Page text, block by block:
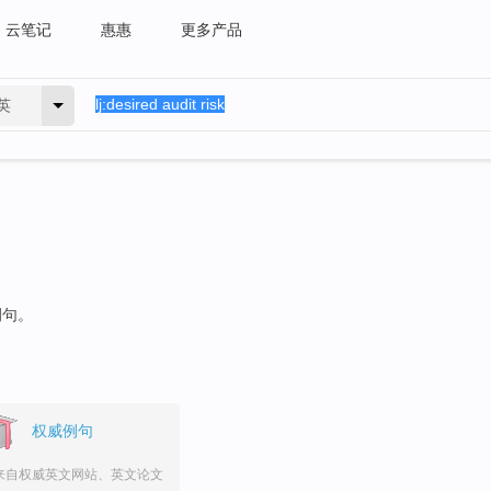
云笔记 惠惠 更多产品
。
权威例句
自权威英文网站、英文论文